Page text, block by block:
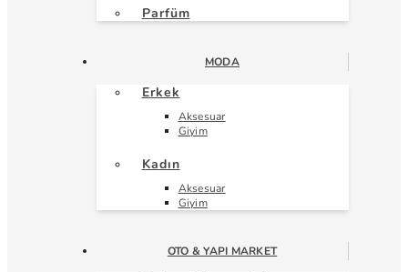
Parfüm
MODA
Erkek
Aksesuar
Giyim
Kadın
Aksesuar
Giyim
OTO & YAPI MARKET